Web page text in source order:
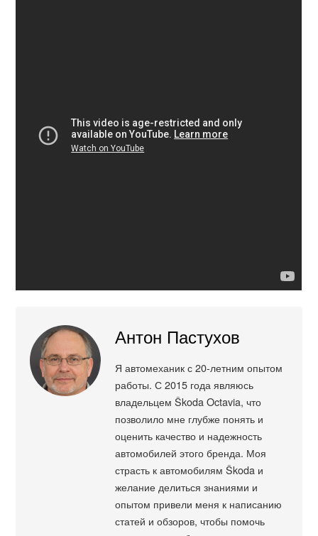
Антон Пастухов
Я автомеханик с 20-летним опытом
работы. С 2015 года являюсь
владельцем Škoda Octavia, что
позволило мне глубже понять и
оценить качество и надежность
автомобилей этого бренда. Моя
страсть к автомобилям Škoda и
желание делиться знаниями и
опытом привели меня к написанию
статей и обзоров, чтобы помочь